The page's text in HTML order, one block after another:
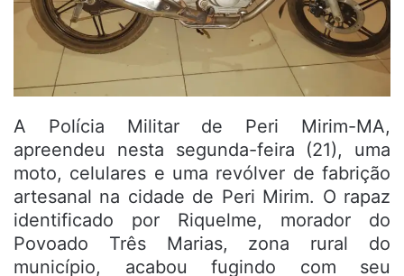
A Polícia Militar de Peri Mirim-MA,
apreendeu nesta segunda-feira (21), uma
moto, celulares e uma revólver de fabrição
artesanal na cidade de Peri Mirim. O rapaz
identificado por Riquelme, morador do
Povoado Três Marias, zona rural do
município, acabou fugindo com seu